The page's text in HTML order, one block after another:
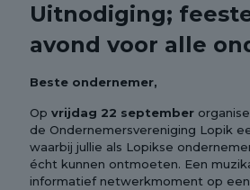
Uitnodiging;
avond voor alle
Beste ondernemer,
Op vrijdag 22 september
de Ondernemersvereniging Lopik
waarbij jullie als Lopikse
écht kunnen ontmoeten. Een
informatief netwerkmoment op